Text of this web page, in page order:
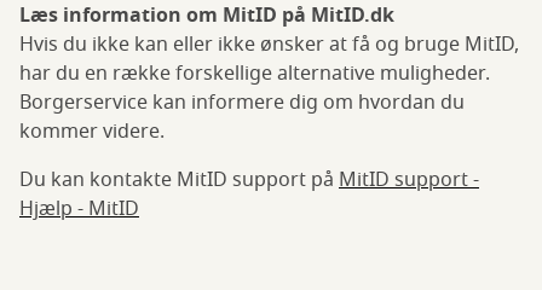
Læs information om MitID på MitID.dk
Hvis du ikke kan eller ikke ønsker at få og bruge MitID,
har du en række forskellige alternative muligheder.
Borgerservice kan informere dig om hvordan du
kommer videre.
Du kan kontakte MitID support på MitID support -
Hjælp - MitID